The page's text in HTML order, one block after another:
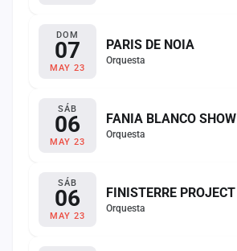
DOM
07
MAY 23
PARIS DE NOIA
Orquesta
SÁB
06
MAY 23
FANIA BLANCO SHOW
Orquesta
SÁB
06
MAY 23
FINISTERRE PROJECT
Orquesta